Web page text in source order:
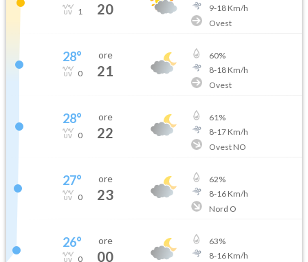
1 20
9-18Km/h
Ovest
28°
0
ore
21
60%
8-18Km/h
Ovest
28°
0
ore
22
61%
8-17Km/h
Ovest NO
27°
0
ore
23
62%
8-16Km/h
Nord O
26°
0
ore
00
63%
8-16Km/h